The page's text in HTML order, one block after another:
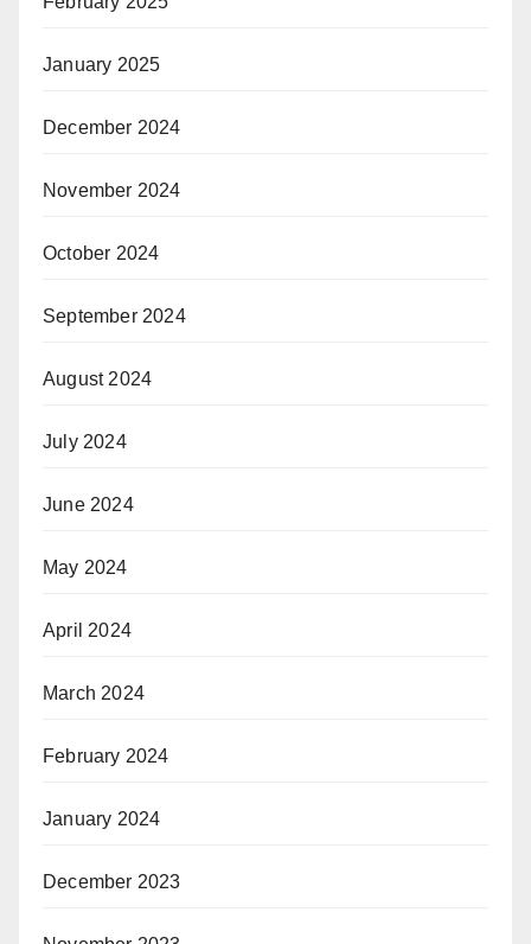
January 2025
December 2024
November 2024
October 2024
September 2024
August 2024
July 2024
June 2024
May 2024
April 2024
March 2024
February 2024
January 2024
December 2023